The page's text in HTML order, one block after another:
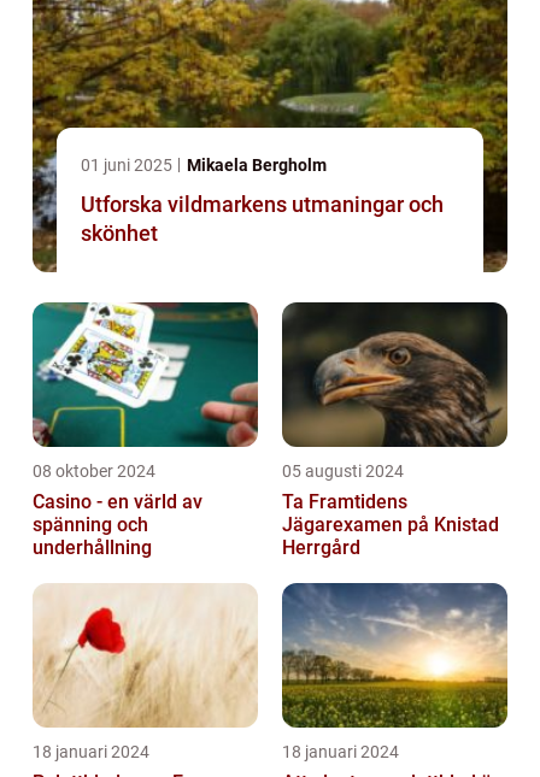
01 juni 2025 Mikaela Bergholm
Utforska vildmarkens utmaningar och
skönhet
08 oktober 2024
Casino - en värld av
spänning och
underhållning
05 augusti 2024
Ta Framtidens
Jägarexamen på Knistad
Herrgård
18 januari 2024 18 januari 2024